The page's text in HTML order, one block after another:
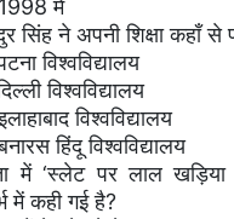
में
सिंह ने अपनी शिक्षा कहाँ से
विश्वविद्यालय
विश्वविद्यालय
विश्वविद्यालय
हिंदू विश्वविद्यालय
में ‘स्लेट पर लाल
में कही गई है?